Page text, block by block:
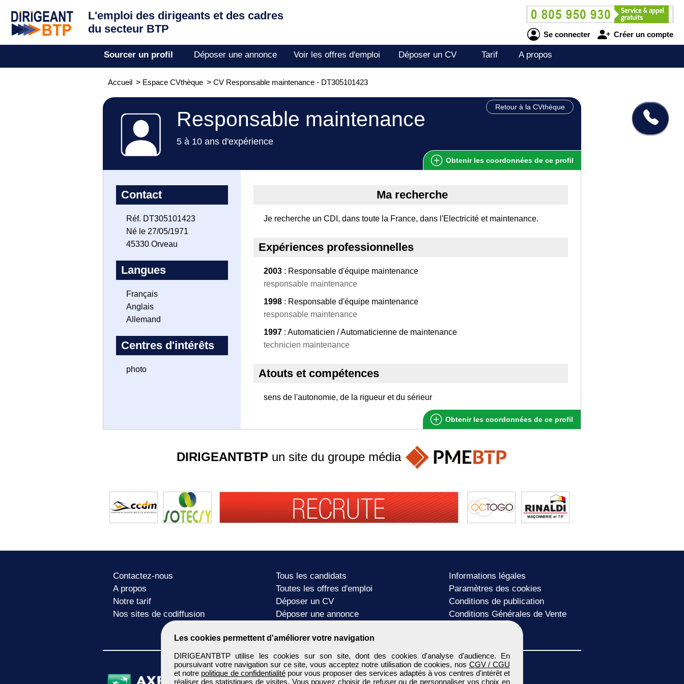
L'emploi des dirigeants et des cadres
du secteur BTP
Se connecter Créer un compte
Sourcer un profil Déposer une annonce Voir les offres d'emploi Déposer un CV Tarif A propos
Accueil > Espace CVthèque > CV Responsable maintenance - DT305101423
Retour à la CVthèque
Responsable maintenance
5 à 10 ans d'expérience
Obtenir les coordonnées de ce profil
Contact
Réf. DT305101423
Né le 27/05/1971
45330 Orveau
Langues
Français
Anglais
Allemand
Centres d'intérêts
photo
Ma recherche
Je recherche un CDI, dans toute la France, dans l'Electricité et maintenance.
Expériences professionnelles
2003 : Responsable d'équipe maintenance
responsable maintenance
1998 : Responsable d'équipe maintenance
responsable maintenance
1997 : Automaticien / Automaticienne de maintenance
technicien maintenance
Atouts et compétences
sens de l'autonomie, de la rigueur et du sérieur
Obtenir les coordonnées de ce profil
Les cookies permettent d'améliorer votre navigation
DIRIGEANTBTP utilise les cookies sur son site, dont des cookies d'analyse d'audience. En
poursuivant votre navigation sur ce site, vous acceptez notre utilisation de cookies, nos CGV / CGU
et notre politique de confidentialitépour vous proposer des services adaptés à vos centres d'intérêt et
réaliser des statistiques de visites. Vous pouvez choisir de refuser ou de personnaliser vos choix en
DIRIGEANTBTPun site du groupe média
Contactez-nous
A propos
Notre tarif
Nos sites de codiffusion
Tous les candidats
Toutes les offres d'emploi
Déposer un CV
Déposer une annonce
Informations légales
Paramètres des cookies
Conditions de publication
Conditions Générales de Vente